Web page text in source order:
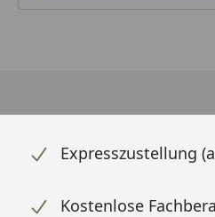
Expresszustellung
Kostenlose